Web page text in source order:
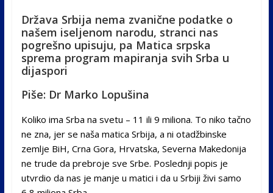
Država Srbija nema zvanične podatke o
našem iseljenom narodu, stranci nas
pogrešno upisuju, pa Matica srpska
sprema program mapiranja svih Srba u
dijaspori
Piše: Dr Marko Lopušina
Koliko ima Srba na svetu – 11 ili 9 miliona. To niko tačno
ne zna, jer se naša matica Srbija, a ni otadžbinske
zemlje BiH, Crna Gora, Hrvatska, Severna Makedonija
ne trude da prebroje sve Srbe. Poslednji popis je
utvrdio da nas je manje u matici i da u Srbiji živi samo